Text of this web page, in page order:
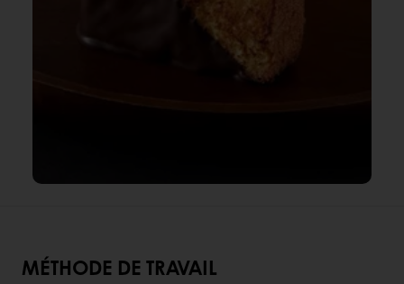
MÉTHODE DE TRAVAIL